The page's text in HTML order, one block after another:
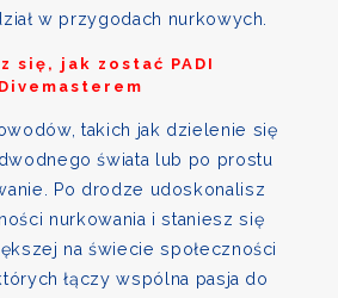
w przygodach nurkowych.
się, jak zostać PADI
Divemasterem
takich jak dzielenie się
świata lub po prostu
Po drodze udoskonalisz
nurkowania i staniesz się
na świecie społeczności
łączy wspólna pasja do